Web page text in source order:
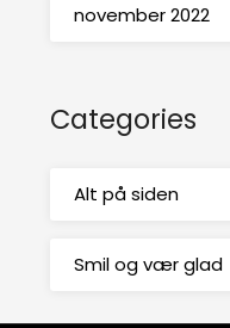
november 2022
Categories
Alt på siden
Smil og vær glad